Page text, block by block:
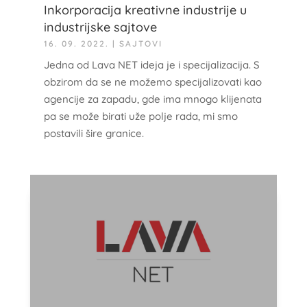
Inkorporacija kreativne industrije u
industrijske sajtove
16. 09. 2022. | SAJTOVI
Jedna od Lava NET ideja je i specijalizacija. S
obzirom da se ne možemo specijalizovati kao
agencije za zapadu, gde ima mnogo klijenata
pa se može birati uže polje rada, mi smo
postavili šire granice.